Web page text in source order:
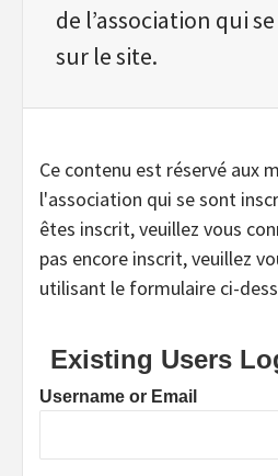
de l’association qui
sur le site.
Ce contenu est réservé aux
l'association qui se sont
êtes inscrit, veuillez vous
pas encore inscrit, veuillez
utilisant le formulaire ci-
Existing Users
Username or Email